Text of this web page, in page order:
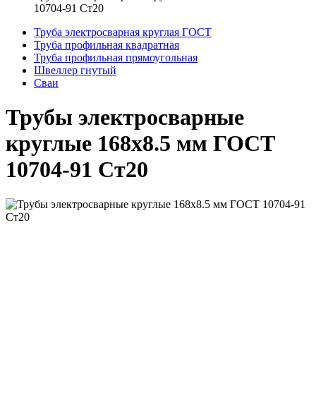
10704-91 Ст20
Труба электросварная круглая ГОСТ
Труба профильная квадратная
Труба профильная прямоугольная
Швеллер гнутый
Сваи
Трубы электросварные
круглые 168x8.5 мм ГОСТ
10704-91 Ст20